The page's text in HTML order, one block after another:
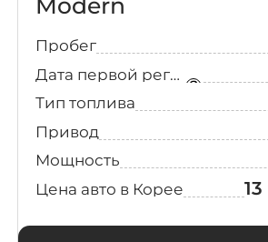
Пробег
Дата первой регистрации
Тип топлива
Привод
Мощность
Цена авто в Корее